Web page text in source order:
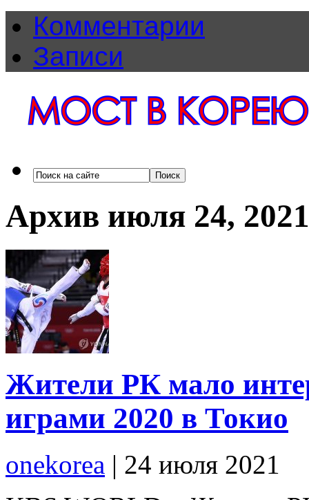
Комментарии
Записи
Архив июля 24, 2021
Жители РК мало
играми 2020 в Токио
onekorea | 24 июля 2021